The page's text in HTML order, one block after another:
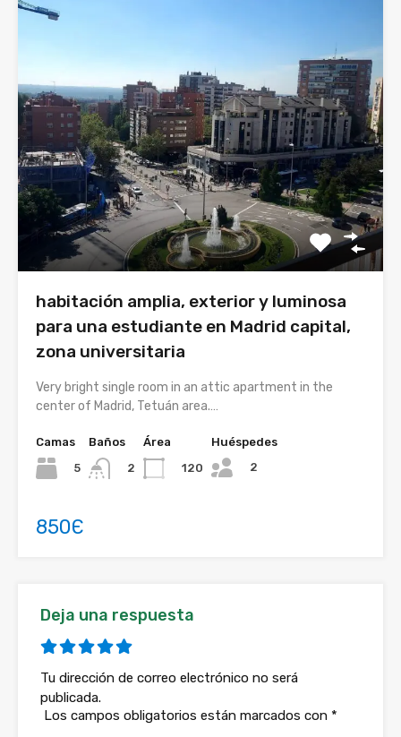
habitación amplia, exterior y luminosa
para una estudiante en Madrid capital,
zona universitaria
Very bright single room in an attic apartment in the
center of Madrid, Tetuán area.…
Camas
5
Baños
2
Área
120
Huéspedes
2
850Є
Deja una respuesta
Tu dirección de correo electrónico no será
publicada.
Los campos obligatorios están marcados con *